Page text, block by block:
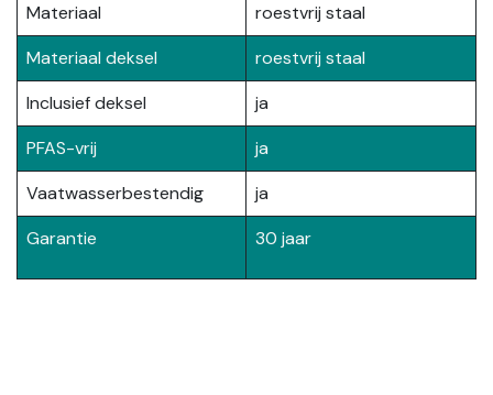
Materiaal
roestvrij staal
Materiaal deksel
roestvrij staal
Inclusief deksel
ja
PFAS-vrij
ja
Vaatwasserbestendig
ja
Garantie
30 jaar